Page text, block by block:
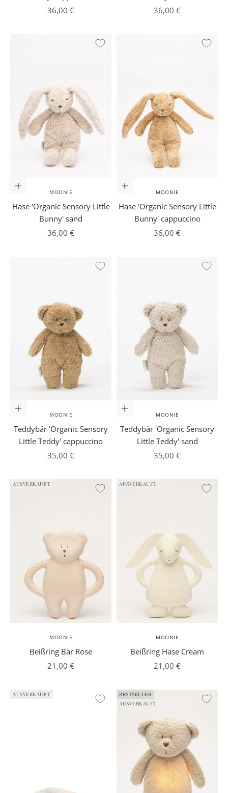
Angebot
36,00 €
Angebot
36,00 €
In den Warenkorb
MOONIE
Hase 'Organic Sensory Little
Bunny' sand
Angebot
36,00 €
In den Warenkorb
MOONIE
Hase 'Organic Sensory Little
Bunny' cappuccino
Angebot
36,00 €
In den Warenkorb
MOONIE
Teddybär 'Organic Sensory
Little Teddy' cappuccino
Angebot
35,00 €
In den Warenkorb
MOONIE
Teddybär 'Organic Sensory
Little Teddy' sand
Angebot
35,00 €
AUSVERKAUFT
MOONIE
Beißring Bär Rose
Angebot
21,00 €
AUSVERKAUFT
MOONIE
Beißring Hase Cream
Angebot
21,00 €
AUSVERKAUFT
BESTSELLER
AUSVERKAUFT